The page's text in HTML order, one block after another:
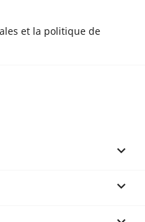
et la politique de

